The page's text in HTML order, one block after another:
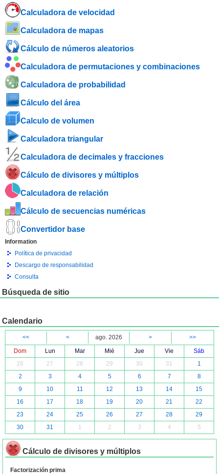
Calculadora de velocidad
Calculadora de mapas
Cálculo de números aleatorios
Calculadora de permutaciones y combinaciones
Calculadora de probabilidad
Cálculo del área
Calculo de volumen
Calculadora triangular
Calculadora de decimales y fracciones
Cálculo de divisores y múltiplos
Calculadora de relación
Cálculo de secuencias numéricas
Convertidor base
Information
Política de privacidad
Descargo de responsabilidad
Consulta
Búsqueda de sitio
Calendario
<< < ago. 2026 >
>>
Dom
Lun Mar Mié Jue Vie
Sáb
26
27 28 29 30 31
1
2
3 4 5 6 7
8
9
10 11 12 13 14
15
16
17 18 19 20 21
22
23
24 25 26 27 28
29
30
31 1 2 3 4 5
Cálculo de divisores y múltiplos
Factorización prima